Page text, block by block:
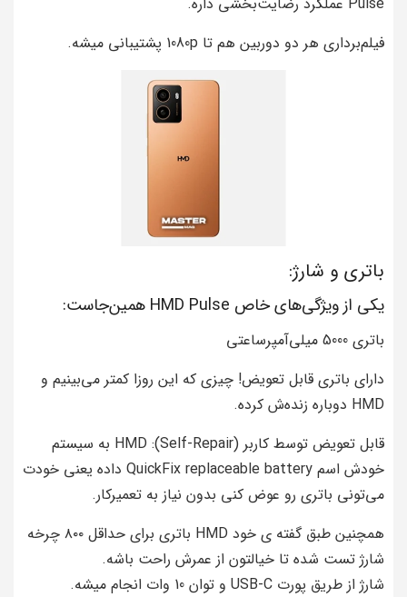
فیلم‌برداری هر دو دوربین هم تا 1080p پشتیبانی میشه.
باتری و شارژ:
یکی از ویژگی‌های خاص HMD Pulse همین‌جاست:
باتری 5000 میلی‌آمپرساعتی
دارای باتری قابل تعویض! چیزی که این روزا کمتر می‌بینیم و
HMD دوباره زنده‌ش کرده.
قابل تعویض توسط کاربر (Self-Repair): HMD به سیستم
خودش اسم QuickFix replaceable battery داده یعنی خودت
می‌تونی باتری رو عوض کنی بدون نیاز به تعمیرکار.
همچنین طبق گفته ی خود HMD باتری برای حداقل ۸۰۰ چرخه
شارژ تست شده تا خیالتون از عمرش راحت باشه.
شارژ از طریق پورت USB-C و توان 10 وات انجام میشه.